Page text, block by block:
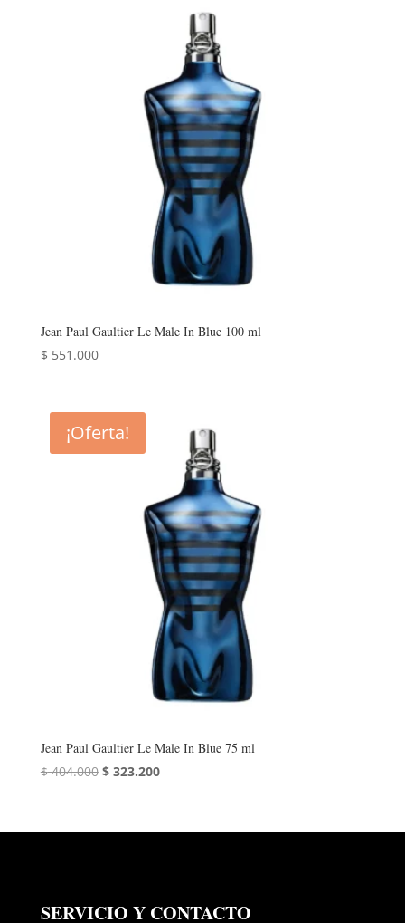
Jean Paul Gaultier Le Male In Blue 100 ml
$ 551.000
¡Oferta!
Jean Paul Gaultier Le Male In Blue 75 ml
$404.000 El
era:
$323.200El
es:
SERVICIO Y CONTACTO